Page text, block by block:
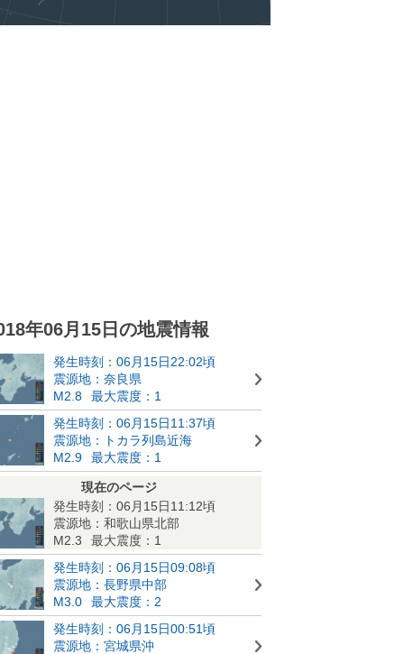
年06月15日の地震情報
発生時刻：06月15日22:02頃
震源地：奈良県
M2.8
最大震度：1
発生時刻：06月15日11:37頃
震源地：トカラ列島近海
M2.9
最大震度：1
現在のページ
発生時刻：06月15日11:12頃
震源地：和歌山県北部
M2.3
最大震度：1
発生時刻：06月15日09:08頃
震源地：長野県中部
M3.0
最大震度：2
発生時刻：06月15日00:51頃
震源地：宮城県沖